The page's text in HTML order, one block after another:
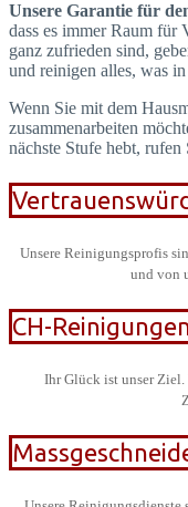
Unsere Garantie für
dass es immer Raum für
ganz zufrieden sind,
und reinigen alles, was
Wenn Sie mit dem
zusammenarbeiten
nächste Stufe hebt, rufen
Unsere Reinigungsprofis
und von
CH-
Ihr Glück ist unser Ziel.